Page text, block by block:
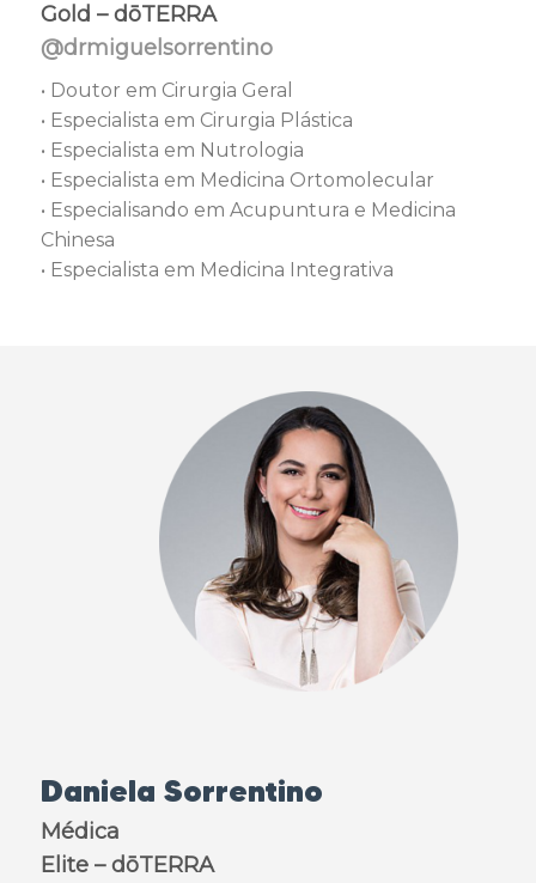
Gold – dōTERRA
@drmiguelsorrentino
• Doutor em Cirurgia Geral
• Especialista em Cirurgia Plástica
• Especialista em Nutrologia
• Especialista em Medicina Ortomolecular
• Especialisando em Acupuntura e Medicina
Chinesa
• Especialista em Medicina Integrativa
Daniela Sorrentino
Médica
Elite – dōTERRA